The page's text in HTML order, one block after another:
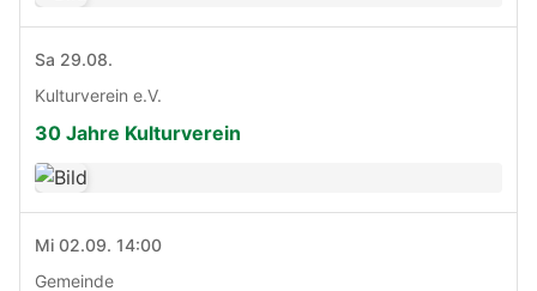
Sa 29.08.
Kulturverein e.V.
30 Jahre Kulturverein
Mi 02.09. 14:00
Gemeinde